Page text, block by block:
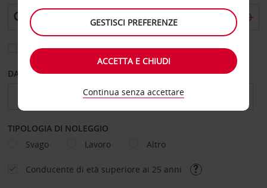
Scegli una località di riconsegna diversa
DAL GIORNO AL GIORNO
TIPOLOGIA DI NOLEGGIO
Svago
Lavoro Altro
Conducente di età superiore ai 25 anni
GESTISCI PREFERENZE
ACCETTA E CHIUDI
Continua senza accettare